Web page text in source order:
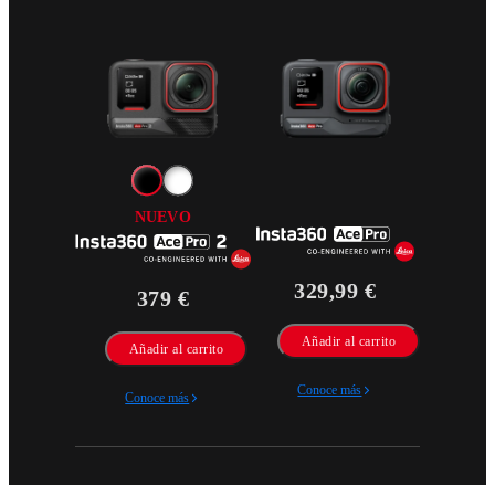
NUEVO
379 €
Añadir al carrito
Conoce más
329,99 €
Añadir al carrito
Conoce más